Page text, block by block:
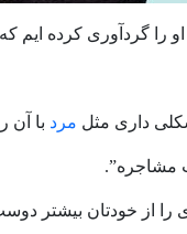
را گردآوری کرده ایم
داری مثل مرد با آن
مشاجره”.
را از خودتان بیشتر